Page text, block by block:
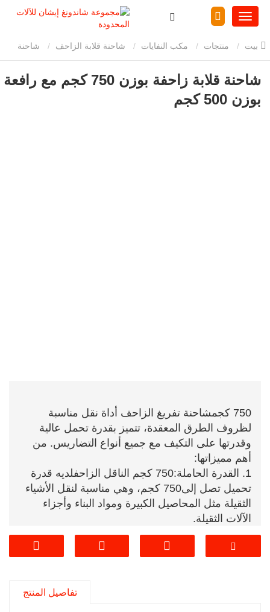
منتجات مكب النفايات شاحنة قلابة الزاحف شاحنة
قلابة زاحفة بوزن 750 كجم مع رافعة بوزن 500 كجم
شاحنة قلابة زاحفة بوزن 750 كجم مع رافعة
بوزن 500 كجم
750 كجم شاحنة تفريغ الزاحف أداة نقل مناسبة
لظروف الطرق المعقدة، تتميز بقدرة تحمل عالية
وقدرتها على التكيف مع جميع أنواع التضاريس. من
أهم مميزاتها:
1. القدرة الحاملة:
750 كجم الناقل الزاحفلديه قدرة
تحميل تصل إلى750 كجم
، وهي مناسبة لنقل الأشياء
الثقيلة مثل المحاصيل الكبيرة ومواد البناء وأجزاء
الآلات الثقيلة.
2. نظام الطاقة: يستخدم محرك ديزل لتوفير طاقة
كافية لضمان قدرته على الحفاظ على قدرة التسلق
السرعات، يوفر خيارات سرعة متنوعة، وسهلتفاصيل المنتج